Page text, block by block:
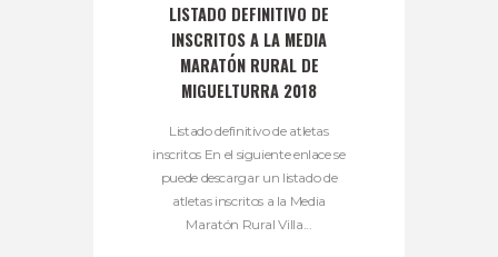
LISTADO DEFINITIVO DE
INSCRITOS A LA MEDIA
MARATÓN RURAL DE
MIGUELTURRA 2018
Listado definitivo de atletas
inscritos En el siguiente enlace se
puede descargar un listado de
atletas inscritos a la Media
Maratón Rural Villa...